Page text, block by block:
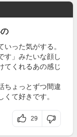
った気がする。
す」みたいな顔し
てくれるあの感じ
ちょっとずつ間違
て好きです。
29